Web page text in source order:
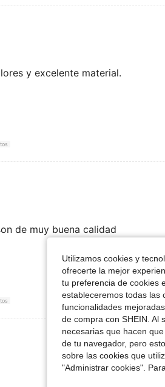
y excelente material.
de muy buena calidad
Ver Más Reseñas
Utilizamos cookies y
ofrecerte la mejor
tu preferencia de cookies
estableceremos todas las
funcionalidades
de compra con SHEIN. Al
necesarias que hacen
de tu navegador, pero
sobre las cookies que
"Administrar cookies".